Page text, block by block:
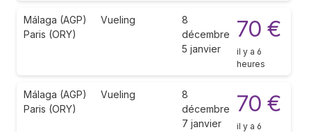
Málaga (AGP)
Paris (ORY)
Vueling
8
décembre
5 janvier
70 €
il y a 6
heures
Málaga (AGP)
Paris (ORY)
Vueling
8
décembre
7 janvier
70 €
il y a 6